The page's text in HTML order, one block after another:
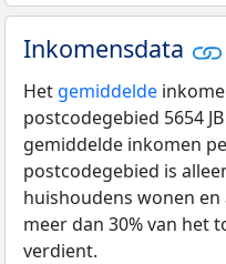
Inkomensdata
Het gemiddelde
postcodegebied 5654
gemiddelde inkomen
postcodegebied is
huishoudens wonen
meer dan 30% van het
verdient.